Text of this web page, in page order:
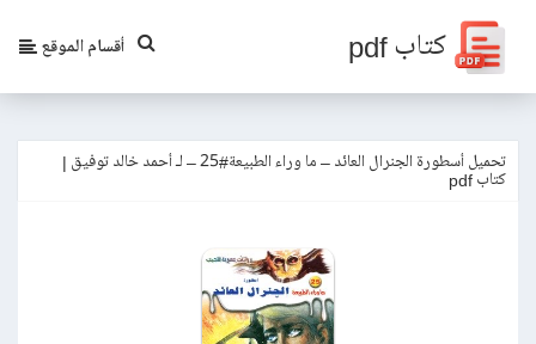
كتاب pdf أقسام الموقع
تحميل أسطورة الجنرال العائد – ما وراء الطبيعة#25 – لـ أحمد خالد توفيق |
كتاب pdf